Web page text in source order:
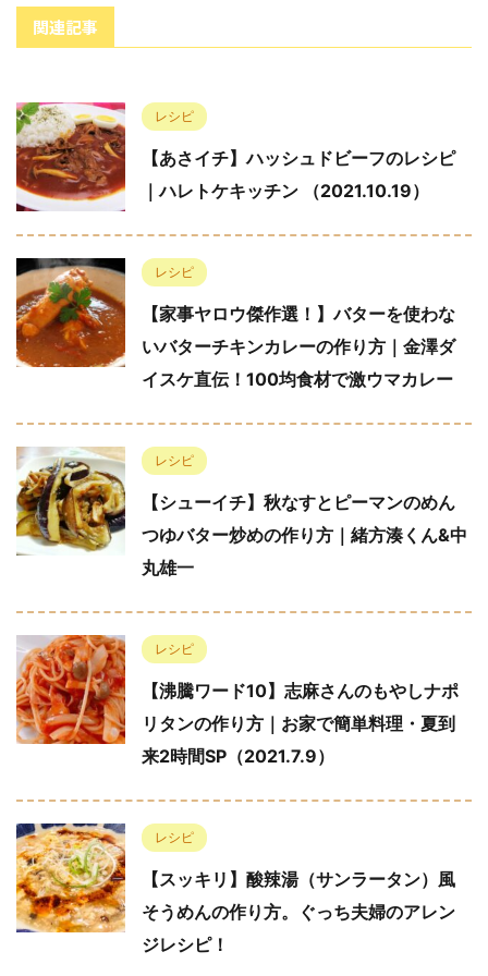
関連記事
レシピ
【あさイチ】ハッシュドビーフのレシピ
｜ハレトケキッチン （2021.10.19）
レシピ
【家事ヤロウ傑作選！】バターを使わな
いバターチキンカレーの作り方｜金澤ダ
イスケ直伝！100均食材で激ウマカレー
レシピ
【シューイチ】秋なすとピーマンのめん
つゆバター炒めの作り方｜緒方湊くん&中
丸雄一
レシピ
【沸騰ワード10】志麻さんのもやしナポ
リタンの作り方｜お家で簡単料理・夏到
来2時間SP（2021.7.9）
レシピ
【スッキリ】酸辣湯（サンラータン）風
そうめんの作り方。ぐっち夫婦のアレン
ジレシピ！